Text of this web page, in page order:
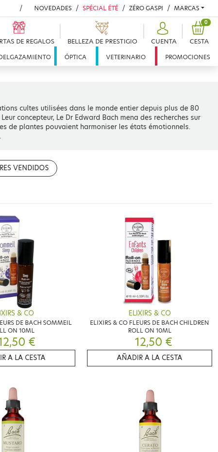
NOVEDADES SPÉCIAL ÉTÉ ZÉRO GASPI MARCAS
DE REGALOS BELLEZA DE PRESTIGIO CUENTA CESTA
0
ÓPTICA VETERINARIO PROMOCIONES
cultes utilisées dans le monde entier depuis plus de 80
concepteur, Le Dr Edward Bach mena des recherches sur
de plantes pouvaient harmoniser les états émotionnels.
VENDIDOS
& CO
DE BACH SOMMEIL
ON 10ML
€
A LA CESTA
ELIXIRS & CO
ELIXIRS & CO FLEURS DE BACH CHILDREN
ROLL ON 10ML
12,50 €
AÑADIR A LA CESTA